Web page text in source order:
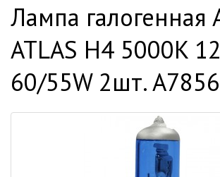
Лампа галогенная
ATLAS H4 5000K
60/55W 2шт.